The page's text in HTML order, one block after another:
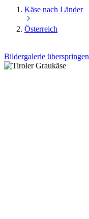
Käse nach Länder
Österreich
Bildergalerie überspringen